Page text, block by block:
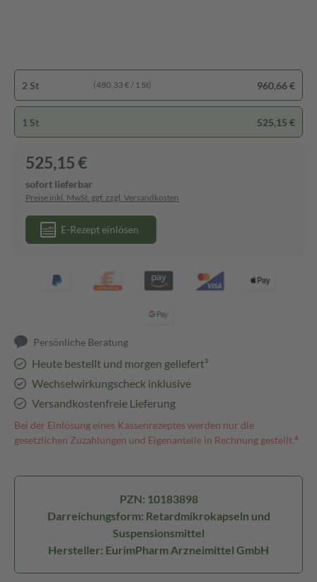
2 St (480,33 € / 1 St) 960,66 €
1 St 525,15 €
525,15 €
sofort lieferbar
Preise inkl. MwSt. ggf. zzgl. Versandkosten
E-Rezept einlösen
Persönliche Beratung
Heute bestellt und morgen geliefert³
Wechselwirkungscheck inklusive
Versandkostenfreie Lieferung
Bei der Einlösung eines Kassenrezeptes werden nur die
gesetzlichen Zuzahlungen und Eigenanteile in Rechnung gestellt.⁴
PZN: 10183898
Darreichungsform: Retardmikrokapseln und
Suspensionsmittel
Hersteller: EurimPharm Arzneimittel GmbH